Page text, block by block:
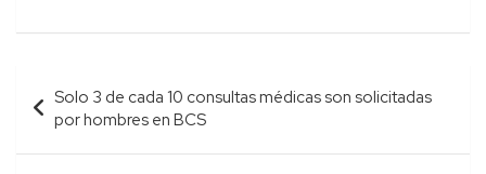
Navegación
de
entradas
Solo 3 de cada 10 consultas médicas son solicitadas
por hombres en BCS